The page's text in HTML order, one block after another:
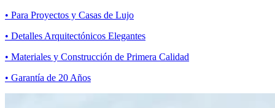
• Para Proyectos y Casas de Lujo
• Detalles Arquitectónicos Elegantes
• Materiales y Construcción de Primera Calidad
• Garantía de 20 Años